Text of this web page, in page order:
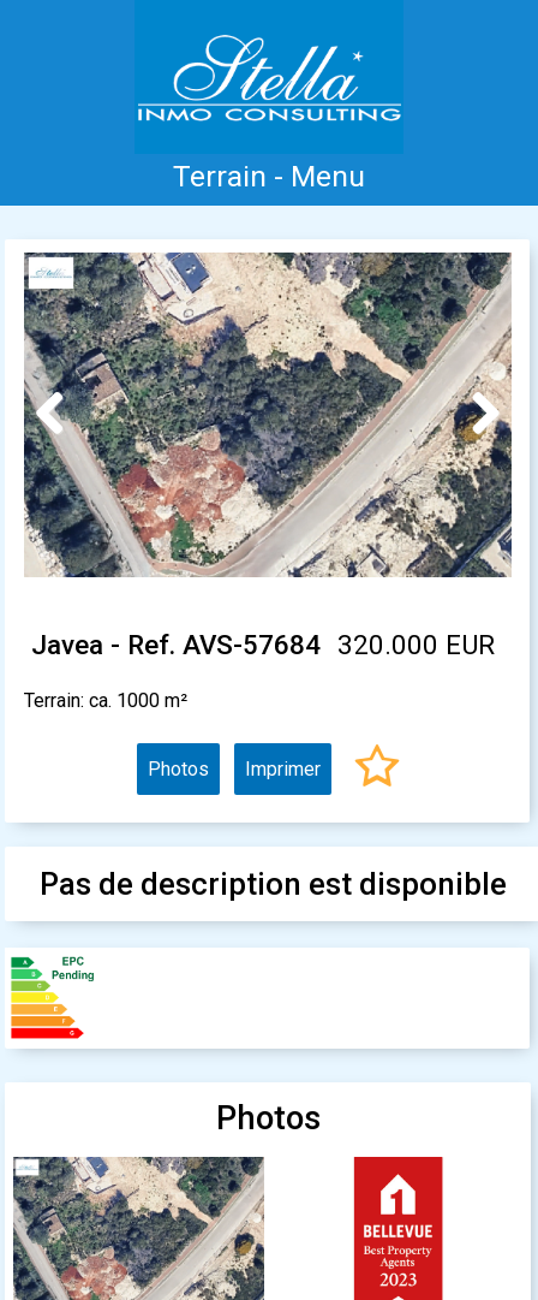
Terrain - Menu
Accueil Costa Blanca Vente Location
Nouvelle Construction Information
Références Contact
Previous Next
Javea - Ref. AVS-57684 320.000 EUR
Terrain: ca. 1000 m²
Photos Imprimer
Pas de description est disponible
Photos